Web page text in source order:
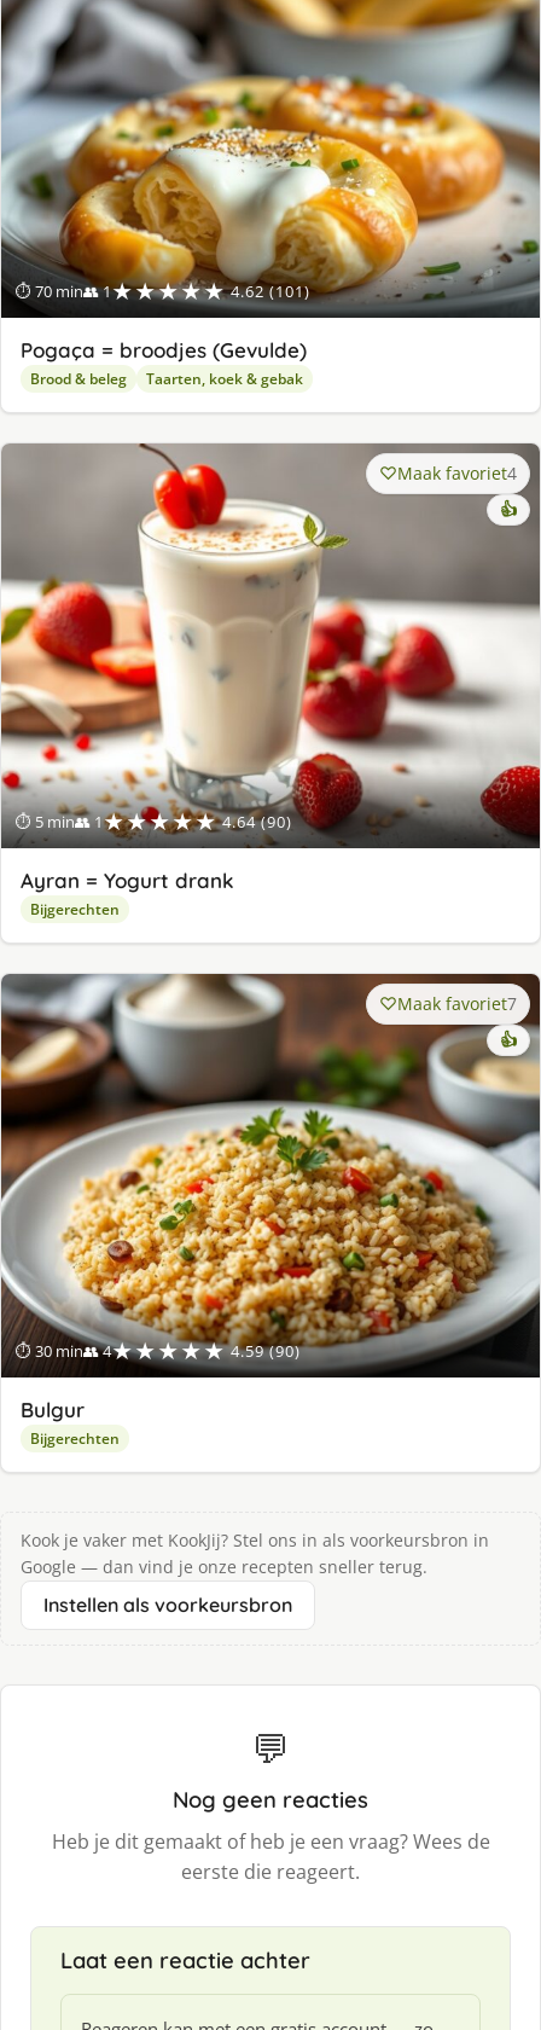
⏱ 70 min👥 1★★★★★ 4.62 (101)
Pogaça = broodjes (Gevulde)
Brood & beleg Taarten, koek & gebak
⏱ 5 min👥 1★★★★★ 4.64 (90)
Maak favoriet4
👍
Ayran = Yogurt drank
Bijgerechten
⏱ 30 min👥 4★★★★★ 4.59 (90)
Maak favoriet7
👍
Bulgur
Bijgerechten
Kook je vaker met KookJij? Stel ons in als voorkeursbron in
Google — dan vind je onze recepten sneller terug.
Instellen als voorkeursbron
💬
Nog geen reacties
Heb je dit gemaakt of heb je een vraag? Wees de
eerste die reageert.
Laat een reactie achter